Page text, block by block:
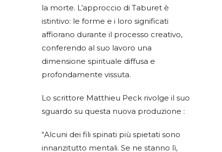
la morte. L’approccio di Taburet è
istintivo: le forme e i loro significati
affiorano durante il processo creativo,
conferendo al suo lavoro una
dimensione spirituale diffusa e
profondamente vissuta.
Lo scrittore Matthieu Peck rivolge il suo
sguardo su questa nuova produzione :
“Alcuni dei fili spinati più spietati sono
innanzitutto mentali. Se ne stanno lì,